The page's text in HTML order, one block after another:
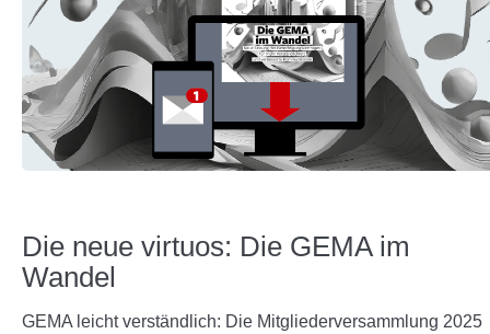
Die neue virtuos: Die GEMA im
Wandel
GEMA leicht verständlich: Die Mitgliederversammlung 2025